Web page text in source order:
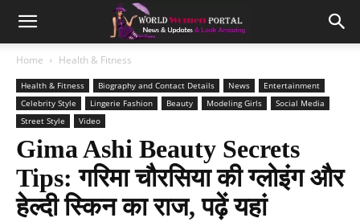
Home Health & Fitness
Health & Fitness Biography and Contact Details News
Entertainment
Celebrity Style
Lingerie Fashion Beauty Modeling Girls
Social Media
Street Style
Video
Gima Ashi Beauty Secrets
Tips: गरिमा चौरसिया की ग्लोइंग और
हेल्दी स्किन का राज, पढ़ें यहां